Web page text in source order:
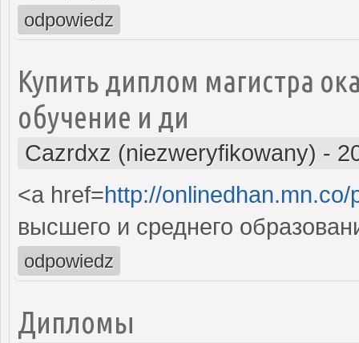
odpowiedz
Купить диплом магистра
обучение и ди
Cazrdxz (niezweryfikowany) -
<a href=http://
высшего и среднего
odpowiedz
Дипломы